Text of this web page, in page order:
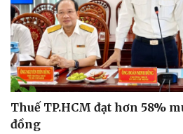
Văn hóa
Sân khấu - Điện ảnh
Văn học
Âm nhạc
Di sản
Thuế TP.HCM đạt hơn 58%
đồng